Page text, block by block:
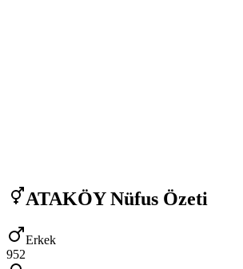
ATAKÖYNüfus Özeti
Erkek
952